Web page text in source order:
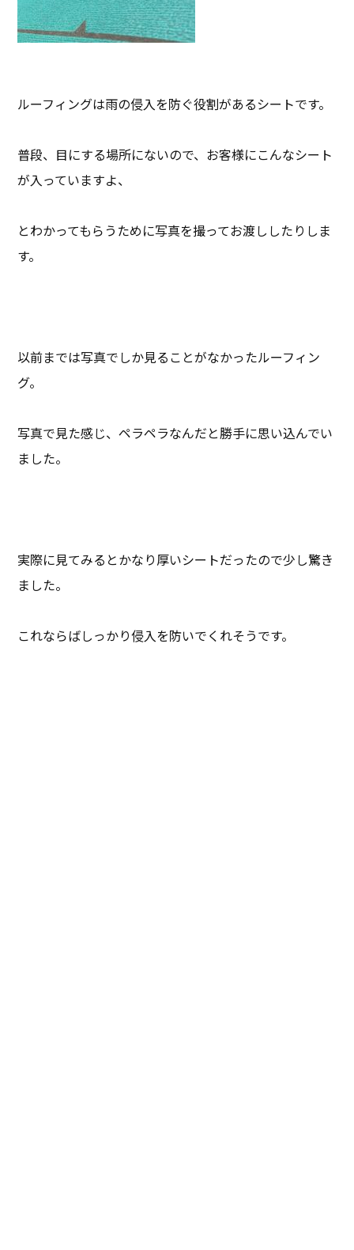
ルーフィングは雨の侵入を防ぐ役割があるシートです。
普段、目にする場所にないので、お客様にこんなシート
が入っていますよ、
とわかってもらうために写真を撮ってお渡ししたりしま
す。
以前までは写真でしか見ることがなかったルーフィン
グ。
写真で見た感じ、ペラペラなんだと勝手に思い込んでい
ました。
実際に見てみるとかなり厚いシートだったので少し驚き
ました。
これならばしっかり侵入を防いでくれそうです。